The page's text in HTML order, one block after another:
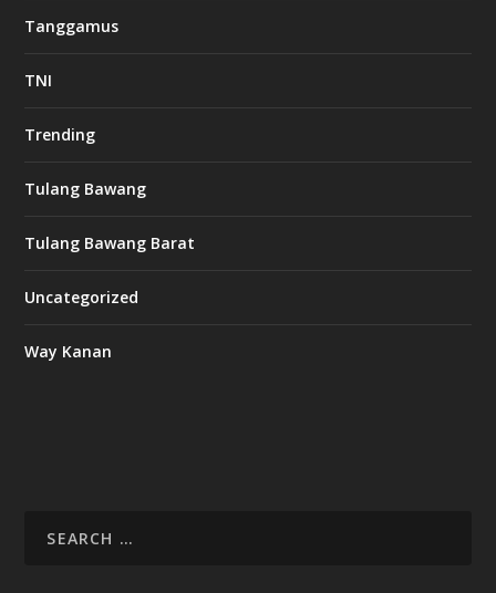
Tanggamus
TNI
Trending
Tulang Bawang
Tulang Bawang Barat
Uncategorized
Way Kanan